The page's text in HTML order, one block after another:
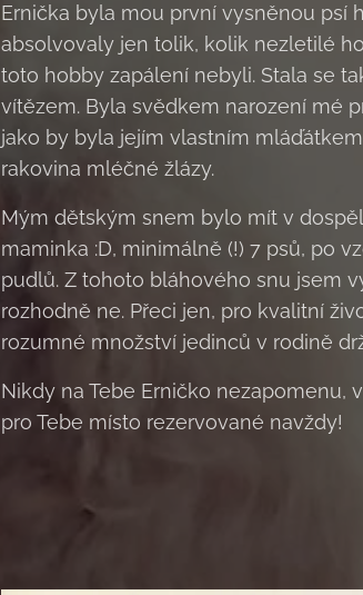
Ernička byla mou první vysněnou psí
absolvovaly jen tolik, kolik nezletilé
toto hobby zapálení nebyli. Stala se
vítězem. Byla svědkem narození mé
jako by byla jejím vlastním
rakovina mléčné žlázy.
Mým dětským snem bylo mít v
maminka :D, minimálně (!) 7 psů, po
pudlů. Z tohoto bláhového snu jsem
rozhodně ne. Přeci jen, pro kvalitní
rozumné množství jedinců v rodině
Nikdy na Tebe Erničko nezapomenu,
pro Tebe místo rezervované navždy!